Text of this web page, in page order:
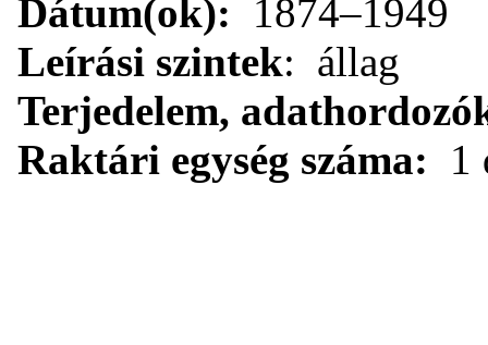
Dátum(ok): 1874–1949
Leírási szintek: állag
Terjedelem,
Raktári egység száma:
1